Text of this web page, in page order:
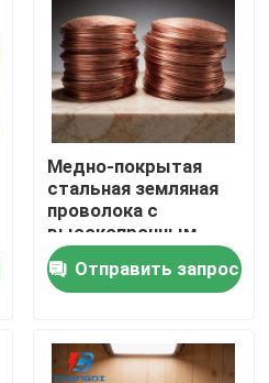
Медно-покрытая
стальная земляная
проволока с
высокопрочным
ядром
Отправить запрос